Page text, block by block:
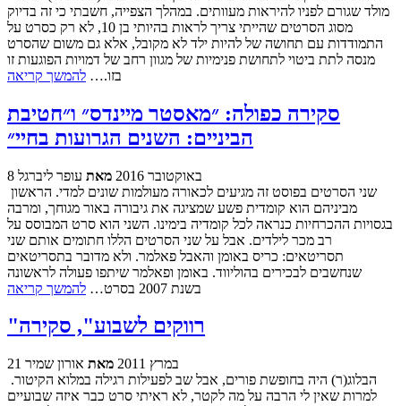
מולד שגורם לפניו להיראות מעוותים. במהלך הצפייה, חשבתי כי זה בדיוק
מסוג הסרטים שהייתי צריך לראות בהיותי בן 10, לא רק כסרט על
התמודדות עם תחושה של להיות ילד לא מקובל, אלא גם משום שהסרט
מנסה לתת ביטוי לתחושת פנימיות של מגוון רחב של דמויות הפוגעות זו
בזו.… להמשך קריאה
סקירה כפולה: ״מאסטר מיינדס״ ו״חטיבת
הביניים: השנים הגרועות בחיי״
8 באוקטובר 2016 מאת עופר ליברגל
מביניהם הוא קומדית פשע שמציגה את גיבורה באור מגוחך, ומרבה
בגסויות ההכרחיות כנראה לכל קומדיה בימינו. השני הוא סרט המבוסס על
רב מכר לילדים. אבל על שני הסרטים הללו חתומים אותם שני
תסריטאים: כריס באומן והאבל פאלמר. ולא מדובר בתסריטאים
שנחשבים לבכירים בהוליווד. באומן ופאלמר שיתפו פעולה לראשונה
בשנת 2007 בסרט…
להמשך קריאה
"רווקים לשבוע", סקירה
21 במרץ 2011 מאת אורון שמיר
למרות שאין לי הרבה על מה לקטר, לא ראיתי סרט כבר איזה שבועיים